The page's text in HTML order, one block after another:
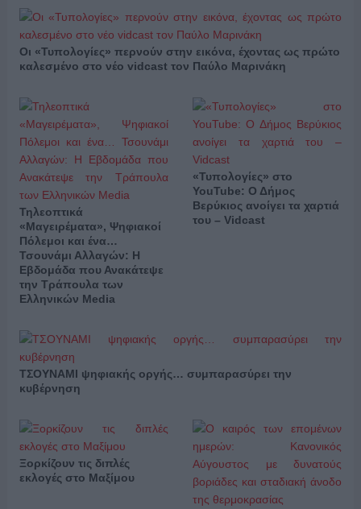
Οι «Τυπολογίες» περνούν στην εικόνα, έχοντας ως πρώτο
καλεσμένο στο νέο vidcast τον Παύλο Μαρινάκη
Τηλεοπτικά
«Μαγειρέματα», Ψηφιακοί
Πόλεμοι και ένα…
Τσουνάμι Αλλαγών: Η
Εβδομάδα που Ανακάτεψε
την Τράπουλα των
Ελληνικών Media
«Τυπολογίες» στο
YouTube: Ο Δήμος
Βερύκιος ανοίγει τα χαρτιά
του – Vidcast
ΤΣΟΥΝΑΜΙ ψηφιακής οργής… συμπαρασύρει την
κυβέρνηση
Ξορκίζουν τις διπλές
εκλογές στο Μαξίμου